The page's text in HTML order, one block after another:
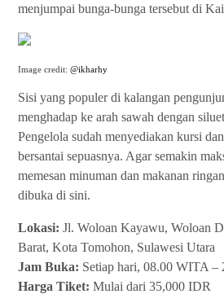
menjumpai bunga-bunga tersebut di
Image credit: @ikharhy
Sisi yang populer di kalangan
menghadap ke arah sawah dengan
Pengelola sudah menyediakan kursi dan
bersantai sepuasnya. Agar semakin
memesan minuman dan makanan
dibuka di sini.
Lokasi: Jl. Woloan Kayawu, Woloan
Barat, Kota Tomohon, Sulawesi Utara
Jam Buka: Setiap hari, 08.00 WITA –
Harga Tiket: Mulai dari 35,000 IDR